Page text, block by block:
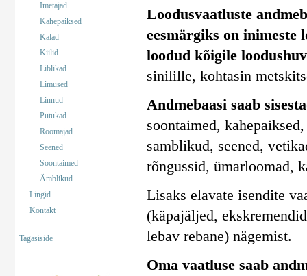
Imetajad
Kahepaiksed
Kalad
Kiilid
Liblikad
Limused
Linnud
Putukad
Roomajad
Seened
Soontaimed
Ämblikud
Lingid
Kontakt
Tagasiside
Loodusvaatluste
eesmärgiks on inimeste
loodud kõigile
sinilille, kohtasin
Andmebaasi saab
soontaimed,
samblikud, seened,
rõngussid, ümarloomad,
Lisaks elavate isendite
(käpajäljed,
lebav rebane) nägemist.
Oma vaatluse saab